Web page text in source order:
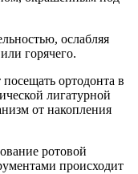
ослабляя
горячего.
ортодонта в
лигатурной
от накопления
ротовой
происходит